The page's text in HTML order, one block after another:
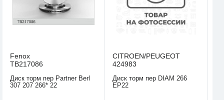
Fenox
TB217086
Диск торм пер Partner Berl
307 207 266* 22
CITROEN/PEUGEOT
424983
Диск торм пер DIAM 266
EP22